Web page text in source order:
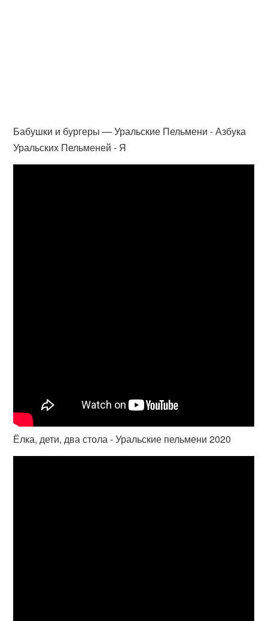
Бабушки и бургеры — Уральские Пельмени - Азбука
Уральских Пельменей - Я
Ёлка, дети, два стола - Уральские пельмени 2020